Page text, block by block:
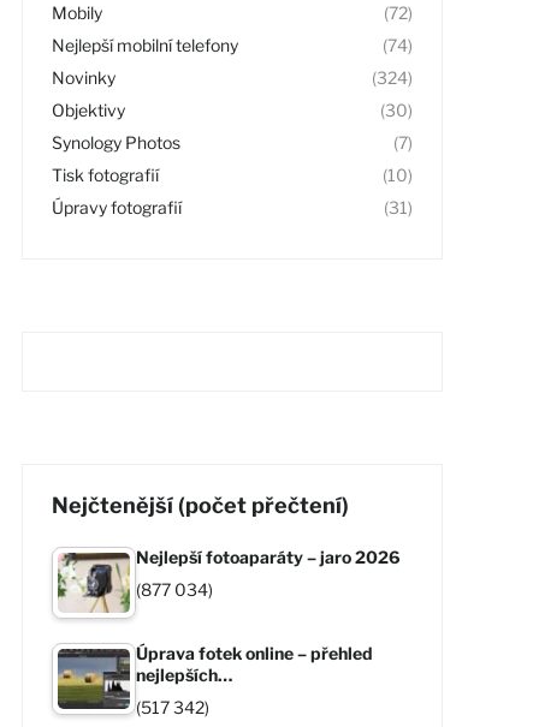
Mobily
(72)
Nejlepší mobilní telefony
(74)
Novinky
(324)
Objektivy
(30)
Synology Photos
(7)
Tisk fotografií
(10)
Úpravy fotografií
(31)
Nejčtenější (počet přečtení)
Nejlepší fotoaparáty – jaro 2026
(877 034)
Úprava fotek online – přehled
nejlepších…
(517 342)